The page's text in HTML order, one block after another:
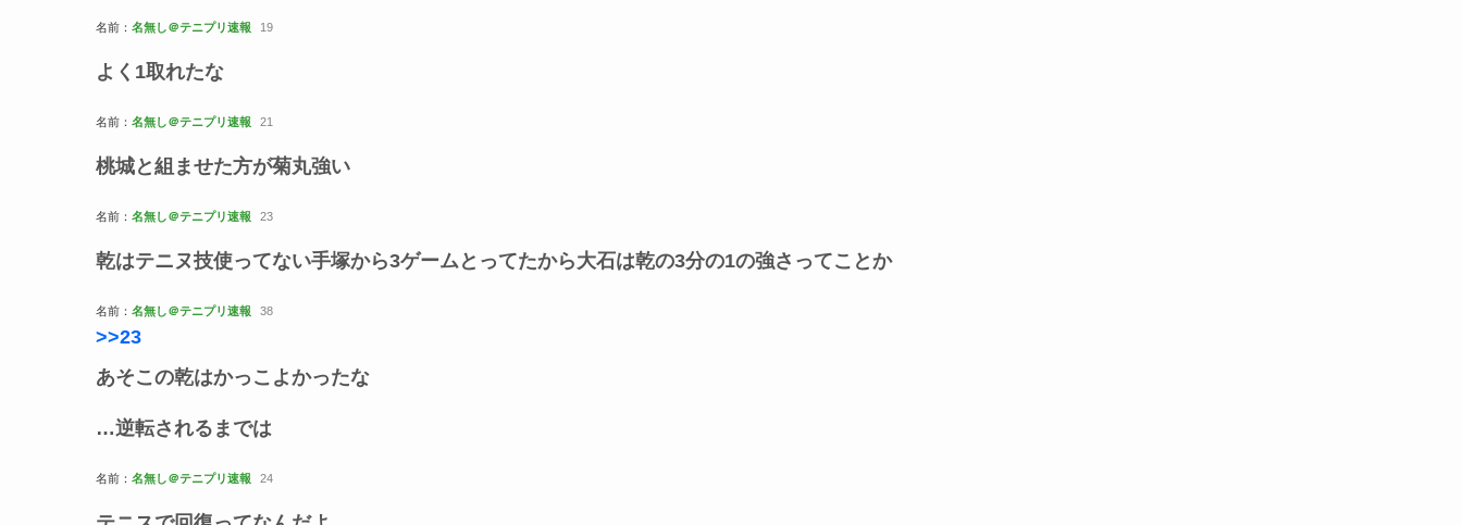
名前： 名無し＠テニプリ速報 19
よく1取れたな
名前： 名無し＠テニプリ速報 21
桃城と組ませた方が菊丸強い
名前： 名無し＠テニプリ速報 23
乾はテニヌ技使ってない手塚から3ゲームとってたから大石は乾の3分の1の強さってことか
名前： 名無し＠テニプリ速報 38
>>23
あそこの乾はかっこよかったな
…逆転されるまでは
名前： 名無し＠テニプリ速報 24